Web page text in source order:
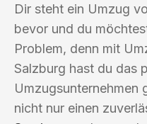
Dir steht ein Umzug
bevor und du
Problem, denn mit
Salzburg hast du das
Umzugsunternehmen
nicht nur einen